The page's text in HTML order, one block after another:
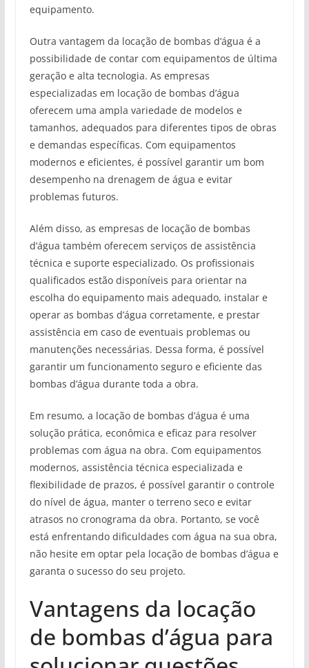
equipamento.
Outra vantagem da locação de bombas d’água é a
possibilidade de contar com equipamentos de última
geração e alta tecnologia. As empresas
especializadas em locação de bombas d’água
oferecem uma ampla variedade de modelos e
tamanhos, adequados para diferentes tipos de obras
e demandas específicas. Com equipamentos
modernos e eficientes, é possível garantir um bom
desempenho na drenagem de água e evitar
problemas futuros.
Além disso, as empresas de locação de bombas
d’água também oferecem serviços de assistência
técnica e suporte especializado. Os profissionais
qualificados estão disponíveis para orientar na
escolha do equipamento mais adequado, instalar e
operar as bombas d’água corretamente, e prestar
assistência em caso de eventuais problemas ou
manutenções necessárias. Dessa forma, é possível
garantir um funcionamento seguro e eficiente das
bombas d’água durante toda a obra.
Em resumo, a locação de bombas d’água é uma
solução prática, econômica e eficaz para resolver
problemas com água na obra. Com equipamentos
modernos, assistência técnica especializada e
flexibilidade de prazos, é possível garantir o controle
do nível de água, manter o terreno seco e evitar
atrasos no cronograma da obra. Portanto, se você
está enfrentando dificuldades com água na sua obra,
não hesite em optar pela locação de bombas d’água e
garanta o sucesso do seu projeto.
Vantagens da locação
de bombas d’água para